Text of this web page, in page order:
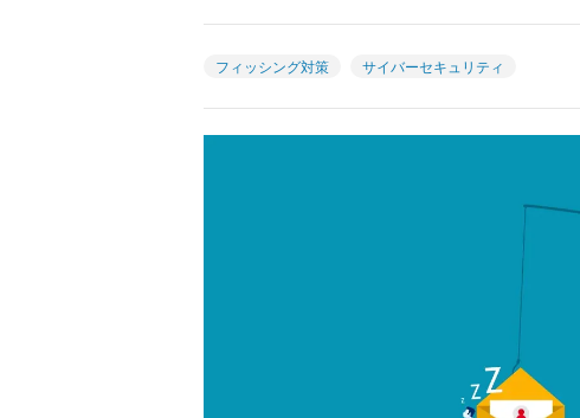
フィッシング対策 サイバーセキュリティ